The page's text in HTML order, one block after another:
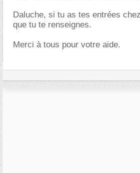
Daluche, si tu as tes entrées
que tu te renseignes.
Merci à tous pour votre aide.